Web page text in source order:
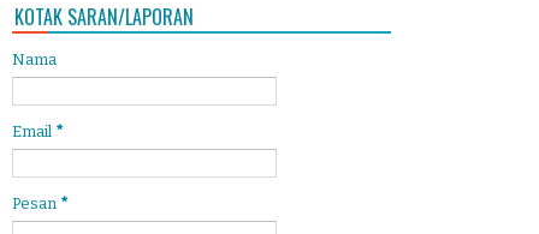
KOTAK SARAN/LAPORAN
Nama
Email *
Pesan *